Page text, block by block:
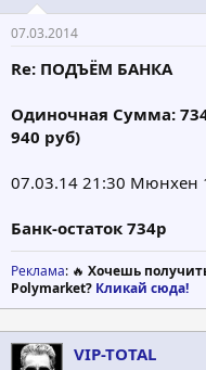
07.03.2014
Re: ПОДЪЁМ БАНКА
Одиночная Сумма:
940 руб)
07.03.14 21:30 Мюнхен
Банк-остаток 734р
Реклама: 🔥 Хочешь
Polymarket? Кликай сюда!
VIP-TOTAL